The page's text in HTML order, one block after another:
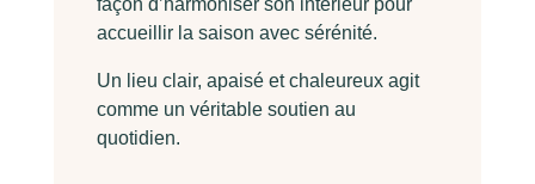
façon d’harmoniser son intérieur pour
accueillir la saison avec sérénité.
Un lieu clair, apaisé et chaleureux agit
comme un véritable soutien au
quotidien.